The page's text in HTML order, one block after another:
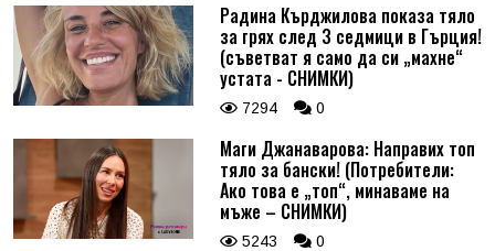
Радина Кърджилова показа тяло
за грях след 3 седмици в Гърция!
(съветват я само да си „махне“
устата - СНИМКИ)
7294 0
Маги Джанаварова: Направих топ
тяло за бански! (Потребители:
Ако това е „топ“, минаваме на
мъже – СНИМКИ)
5243 0